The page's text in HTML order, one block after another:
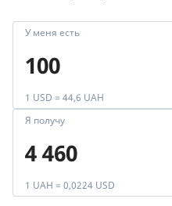
У меня есть
1 USD = 44,6 UAH
Я получу
1 UAH = 0,0224 USD